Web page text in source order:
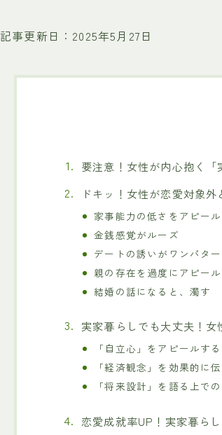
記事更新日：2025年5月27日
要注意！女性が内心抱く
ドキッ！女性が恋愛対象
家事能力の低さをアピー
金銭感覚がルーズ
デートの誘いがワンパタ
親の存在を過度にアピー
結婚の話になると、濁す
実家暮らしでも大丈夫！
「自立心」をアピールす
「経済観念」を効果的に
「将来設計」を語る上で
恋愛成就率UP！実家暮ら